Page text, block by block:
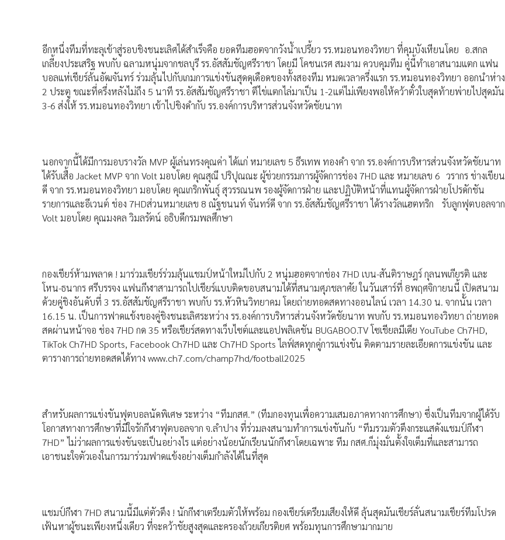
อีกหนึ่งทีมที่ทะลุเข้าสู่รอบชิงชนะเลิศได้สำเร็จคือ ยอดทีมฮอตจากวังน้ำเปรี้ยว รร.หมอนทองวิทยา ที่คุมบังเหียนโดย อ.สกล
เกลี้ยงประเสริฐ พบกับ ฉลามหนุ่มจากชลบุรี รร.อัสสัมชัญศรีราชา โดยมี โคชนเรศ สมงาม ควบคุมทีม คู่นี้ทำเอาสนามแตก แฟน
บอลแห่เชียร์ล้นอัฒจันทร์ ร่วมลุ้นไปกับเกมการแข่งขันสุดดุเดือดของทั้งสองทีม หมดเวลาครึ่งแรก รร.หมอนทองวิทยา ออกนำห่าง
2 ประตู ขณะที่ครึ่งหลังไม่ถึง 5 นาที รร.อัสสัมชัญศรีราชา ตีไข่แตกไล่มาเป็น 1-2แต่ไม่เพียงพอให้คว้าตั๋วใบสุดท้ายพ่ายไปสุดมัน
3-6 ส่งให้ รร.หมอนทองวิทยา เข้าไปชิงดำกับ รร.องค์การบริหารส่วนจังหวัดชัยนาท
นอกจากนี้ได้มีการมอบรางวัล MVP ผู้เล่นทรงคุณค่า ได้แก่ หมายเลข 5 ธีรเทพ ทองคำ จาก รร.องค์การบริหารส่วนจังหวัดชัยนาท
ได้รับเสื้อ Jacket MVP จาก Volt มอบโดย คุณสุณี ปริปุณณะ ผู้ช่วยกรรมการผู้จัดการช่อง 7HD และ หมายเลข 6 วรากร ช่างเขียน
ดี จาก รร.หมอนทองวิทยา มอบโดย คุณเกริกพันธุ์ สุวรรณนพ รองผู้จัดการฝ่าย และปฏิบัติหน้าที่แทนผู้จัดการฝ่ายโปรดักชัน
รายการและอีเวนต์ ช่อง 7HDส่วนหมายเลข 8 ณัฐชนนท์ จันทร์ดี จาก รร.อัสสัมชัญศรีราชา ได้รางวัลแฮตทริก รับลูกฟุตบอลจาก
Volt มอบโดย คุณมงคล วิมลรัตน์ อธิบดีกรมพลศึกษา
กองเชียร์ห้ามพลาด ! มาร่วมเชียร์ร่วมลุ้นแชมป์หน้าใหม่ไปกับ 2 หนุ่มฮอตจากช่อง 7HD เบน-สันติราษฎร์ กุลนพเกียรติ และ
โหน-ธนากร ศรีบรรจง แฟนกีฬาสามารถไปเชียร์แบบติดขอบสนามได้ที่สนามศุภชลาศัย ในวันเสาร์ที่ 8พฤศจิกายนนี้ เปิดสนาม
ด้วยคู่ชิงอันดับที่ 3 รร.อัสสัมชัญศรีราชา พบกับ รร.หัวหินวิทยาคม โดยถ่ายทอดสดทางออนไลน์ เวลา 14.30 น. จากนั้น เวลา
16.15 น. เป็นการฟาดแข้งของคู่ชิงชนะเลิศระหว่าง รร.องค์การบริหารส่วนจังหวัดชัยนาท พบกับ รร.หมอนทองวิทยา ถ่ายทอด
สดผ่านหน้าจอ ช่อง 7HD กด 35 หรือเชียร์สดทางเว็บไซต์และแอปพลิเคชัน BUGABOO.TV โซเชียลมีเดีย YouTube Ch7HD,
TikTok Ch7HD Sports, Facebook Ch7HD และ Ch7HD Sports ไลฟ์สดทุกคู่การแข่งขัน ติดตามรายละเอียดการแข่งขัน และ
ตารางการถ่ายทอดสดได้ทาง www.ch7.com/champ7hd/football2025
สำหรับผลการแข่งขันฟุตบอลนัดพิเศษ ระหว่าง “ทีมกสศ.” (ทีมกองทุนเพื่อความเสมอภาคทางการศึกษา) ซึ่งเป็นทีมจากผู้ได้รับ
โอกาสทางการศึกษาที่มีใจรักกีฬาฟุตบอลจาก จ.ลำปาง ที่ร่วมลงสนามทำการแข่งขันกับ “ทีมรวมตัวตึงกระแสดังแชมป์กีฬา
7HD” ไม่ว่าผลการแข่งขันจะเป็นอย่างไร แต่อย่างน้อยนักเรียนนักกีฬาโดยเฉพาะ ทีม กสศ.ก็มุ่งมั่นตั้งใจเต็มที่และสามารถ
เอาชนะใจตัวเองในการมาร่วมฟาดแข้งอย่างเต็มกำลังได้ในที่สุด
แชมป์กีฬา 7HD สนามนี้มีแต่ตัวตึง ! นักกีฬาเตรียมตัวให้พร้อม กองเชียร์เตรียมเสียงให้ดี ลุ้นสุดมันเชียร์ลั่นสนามเชียร์ทีมโปรด
เฟ้นหาผู้ชนะเพียงหนึ่งเดียว ที่จะคว้าชัยสูงสุดและครองถ้วยเกียรติยศ พร้อมทุนการศึกษามากมาย